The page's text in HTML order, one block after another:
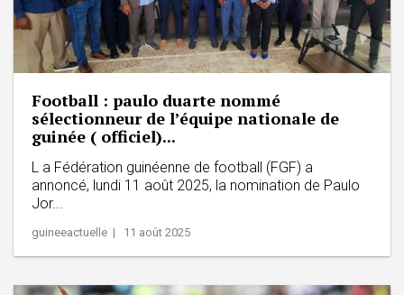
Football : paulo duarte nommé
sélectionneur de l’équipe nationale de
guinée ( officiel)...
L a Fédération guinéenne de football (FGF) a
annoncé, lundi 11 août 2025, la nomination de Paulo
Jor...
guineeactuelle | 11 août 2025